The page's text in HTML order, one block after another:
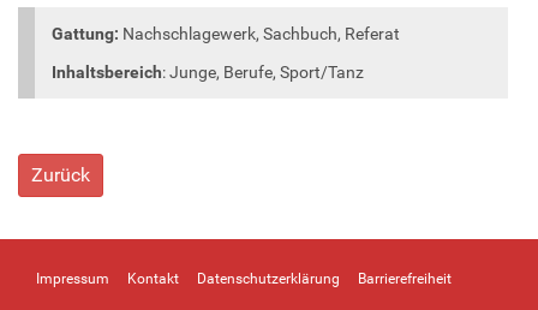
Gattung: Nachschlagewerk, Sachbuch, Referat
Inhaltsbereich: Junge, Berufe, Sport/Tanz
Zurück
Impressum Kontakt Datenschutzerklärung Barrierefreiheit